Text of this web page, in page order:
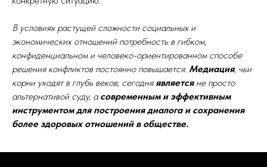
В условиях растущей сложности социальных и
экономических отношений потребность в гибком,
конфиденциальном и человеко-ориентированном способе
решения конфликтов постоянно повышается. Медиация, чьи
корни уходят в глубь веков, сегодня являетсяне просто
альтернативой суду, а современным и эффективным
инструментом для построения диалога и сохранения
более здоровых отношений в обществе.